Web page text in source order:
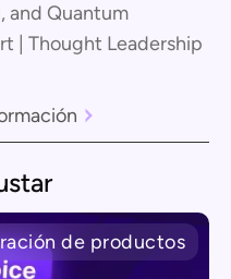
and Quantum
| Thought Leadership
de productos